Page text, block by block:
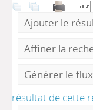
Ajouter le
Affiner la
Générer le
résultat de cette